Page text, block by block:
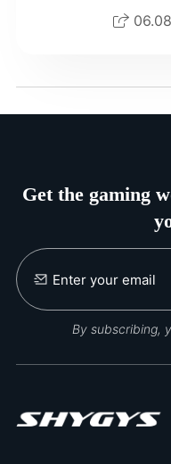
Get the gaming
By subscribing,